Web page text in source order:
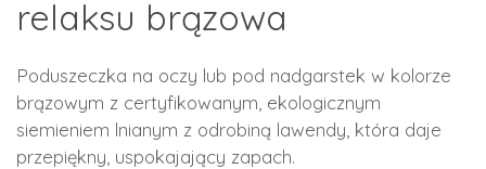
relaksu brązowa
Poduszeczka na oczy lub pod nadgarstek w kolorze
brązowym z certyfikowanym, ekologicznym
siemieniem lnianym z odrobiną lawendy, która daje
przepiękny, uspokajający zapach.